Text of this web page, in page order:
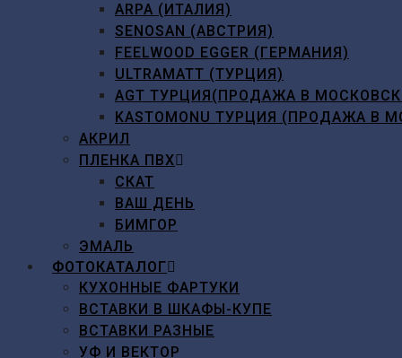
ARPA (ИТАЛИЯ)
SENOSAN (АВСТРИЯ)
FEELWOOD EGGER (ГЕРМАНИЯ)
ULTRAMATT (ТУРЦИЯ)
AGT ТУРЦИЯ(ПРОДАЖА В
KASTOMONU ТУРЦИЯ (ПРОДАЖА В
АКРИЛ
ПЛЕНКА ПВХ
СКАТ
ВАШ ДЕНЬ
БИМГОР
ЭМАЛЬ
ФОТОКАТАЛОГ
КУХОННЫЕ ФАРТУКИ
ВСТАВКИ В ШКАФЫ-КУПЕ
ВСТАВКИ РАЗНЫЕ
УФ И ВЕКТОР